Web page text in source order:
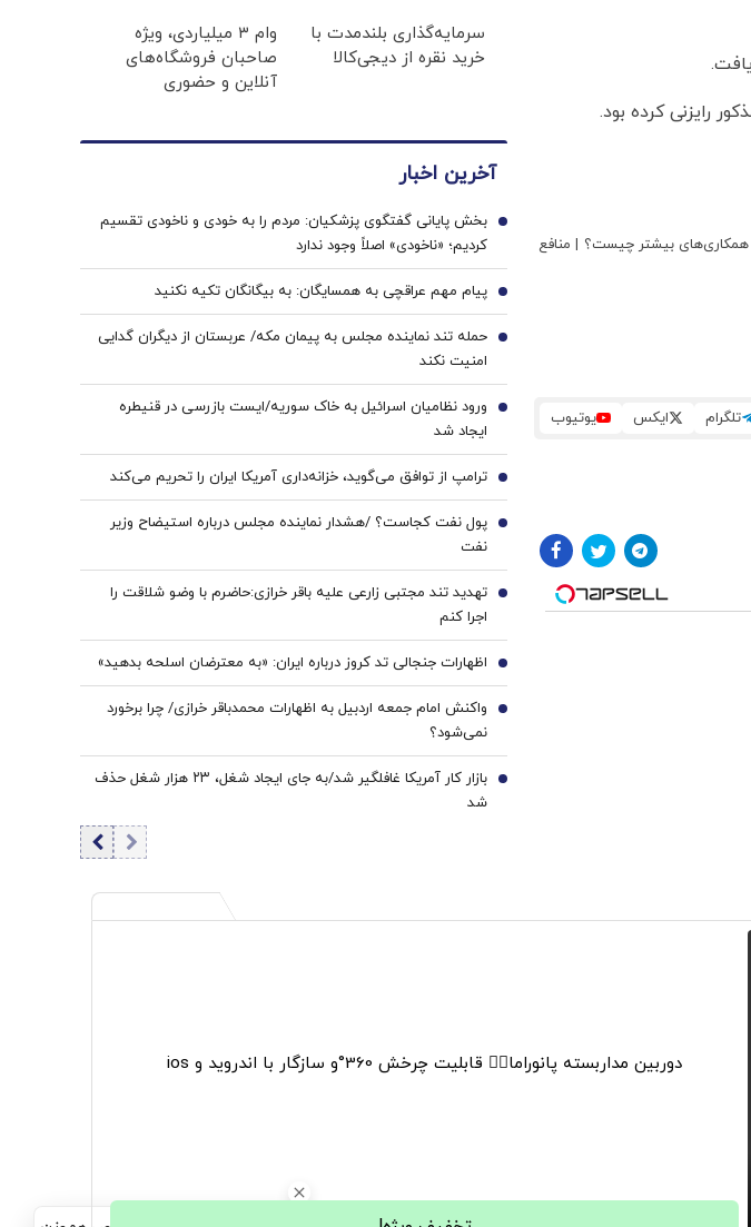
رایزنی کرده بود.
بیشتر چیست؟ | منافع
تلگرام ایکس یوتیوب
سرمایه‌گذاری بلندمدت با
خرید نقره از دیجی‌کالا
وام ۳ میلیاردی، ویژه
صاحبان فروشگاه‌های
آنلاین و حضوری
آخرین اخبار
بخش پایانی گفتگوی پزشکیان: مردم را به خودی و ناخودی تقسیم
کردیم؛ «ناخودی» اصلاً وجود ندارد
1
پیام مهم عراقچی به همسایگان: به بیگانگان تکیه نکنید 2
حمله تند نماینده مجلس به پیمان مکه/ عربستان از دیگران گدایی
امنیت نکند
3
ورود نظامیان اسرائیل به خاک سوریه/ایست بازرسی در قنیطره
ایجاد شد
4
ترامپ از توافق می‌گوید، خزانه‌داری آمریکا ایران را تحریم می‌کند 5
پول نفت کجاست؟ /هشدار نماینده مجلس درباره استیضاح وزیر
نفت
6
تهدید تند مجتبی زارعی علیه باقر خرازی:حاضرم با وضو شلاقت را
اجرا کنم
7
اظهارات جنجالی تد کروز درباره ایران: «به معترضان اسلحه بدهید» 8
واکنش امام جمعه اردبیل به اظهارات محمدباقر خرازی/ چرا برخورد
نمی‌شود؟
9
بازار کار آمریکا غافلگیر شد/به جای ایجاد شغل، ۲۳ هزار شغل حذف
شد
10
دوربین مداربسته پانوراما👈🏻 قابلیت چرخش 360°و سازگار با اندروید و ios